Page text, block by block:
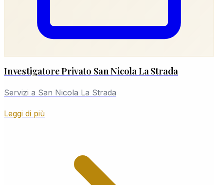
Investigatore Privato San Nicola La Strada
Servizi a San Nicola La Strada
Leggi di più